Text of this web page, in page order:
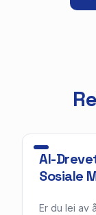
AI-
Sosiale
Er du lei av